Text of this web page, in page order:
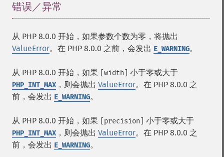
错误／异常
从 PHP 8.0.0 开始，如果参数个数为零，将抛出
ValueError。在 PHP 8.0.0 之前，会发出 E_WARNING。
从 PHP 8.0.0 开始，如果 [width] 小于零或大于
PHP_INT_MAX，则会抛出 ValueError。在 PHP 8.0.0 之
前，会发出 E_WARNING。
从 PHP 8.0.0 开始，如果 [precision] 小于零或大于
PHP_INT_MAX，则会抛出 ValueError。在 PHP 8.0.0 之
前，会发出 E_WARNING。